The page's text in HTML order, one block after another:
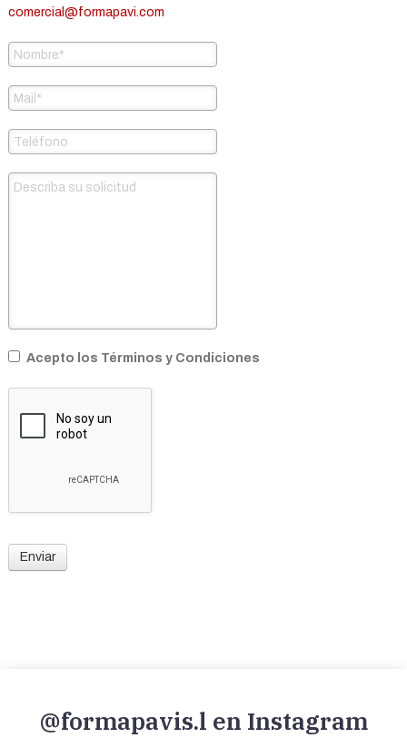
comercial@formapavi.com
Acepto los Términos y Condiciones
Enviar
@formapavis.l en Instagram